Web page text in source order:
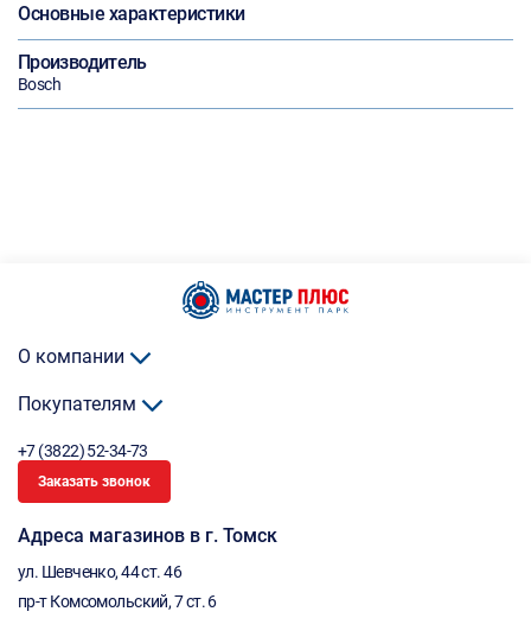
Основные характеристики
Производитель
Bosch
О компании
Покупателям
+7 (3822) 52-34-73
Заказать звонок
Адреса магазинов в г. Томск
ул. Шевченко, 44 ст. 46
пр-т Комсомольский, 7 ст. 6